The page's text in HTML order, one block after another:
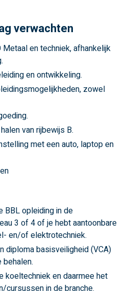
verwachten
en techniek, afhankelijk
en ontwikkeling.
zowel
van rijbewijs B.
met een auto, laptop en
BBL opleiding in de
3 of 4 of je hebt aantoonbare
en/of elektrotechniek.
diploma basisveiligheid (VCA)
koeltechniek en daarmee het
cursussen in de branche.